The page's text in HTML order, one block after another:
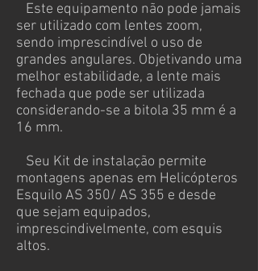
Este equipamento não pode jamais
ser utilizado com lentes zoom,
sendo imprescindível o uso de
grandes angulares. Objetivando uma
melhor estabilidade, a lente mais
fechada que pode ser utilizada
considerando-se a bitola 35 mm é a
16 mm.
Seu Kit de instalação permite
montagens apenas em Helicópteros
Esquilo AS 350/ AS 355 e desde
que sejam equipados,
imprescindivelmente, com esquis
altos.